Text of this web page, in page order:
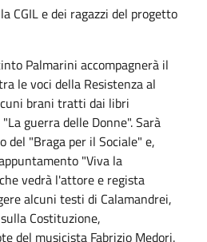
CGIL e dei ragazzi del progetto
Palmarini accompagnerà il
le voci della Resistenza al
brani tratti dai libri
guerra delle Donne". Sarà
del "Braga per il Sociale" e,
"Viva la
vedrà l'attore e regista
alcuni testi di Calamandrei,
Costituzione,
del musicista Fabrizio Medori.